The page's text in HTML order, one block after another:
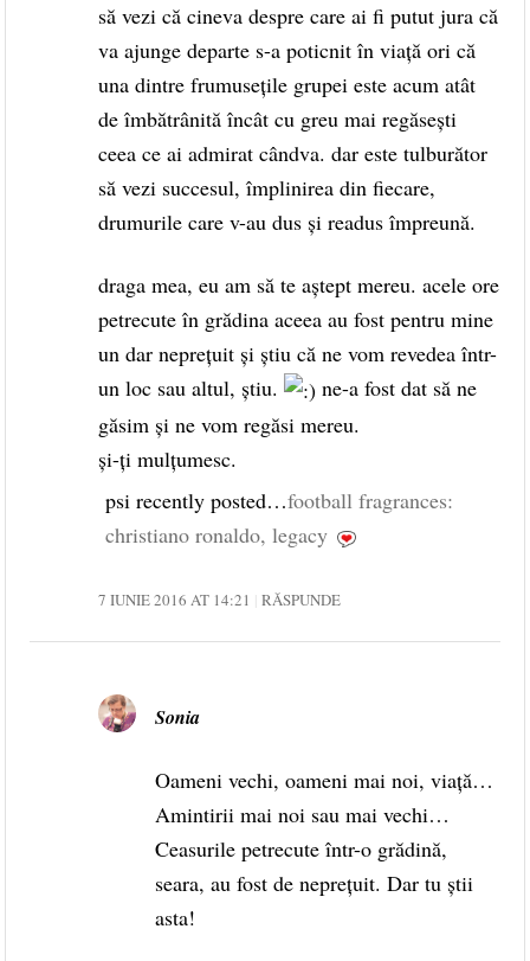
să vezi că cineva despre care ai fi putut jura că
va ajunge departe s-a poticnit în viață ori că
una dintre frumusețile grupei este acum atât
de îmbătrânită încât cu greu mai regăsești
ceea ce ai admirat cândva. dar este tulburător
să vezi succesul, împlinirea din fiecare,
drumurile care v-au dus și readus împreună.
draga mea, eu am să te aștept mereu. acele ore
petrecute în grădina aceea au fost pentru mine
un dar neprețuit și știu că ne vom revedea într-
un loc sau altul, știu.
ne-a fost dat să ne
găsim și ne vom regăsi mereu.
și-ți mulțumesc.
psi recently posted…football fragrances:
christiano ronaldo, legacy
7 IUNIE 2016 AT 14:21 RĂSPUNDE
Sonia
Oameni vechi, oameni mai noi, viață…
Amintirii mai noi sau mai vechi…
Ceasurile petrecute într-o grădină,
seara, au fost de neprețuit. Dar tu știi
asta!